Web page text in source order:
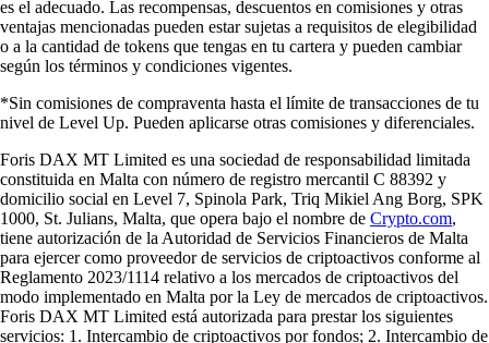
es el adecuado. Las recompensas, descuentos en comisiones y otras
ventajas mencionadas pueden estar sujetas a requisitos de elegibilidad
o a la cantidad de tokens que tengas en tu cartera y pueden cambiar
según los términos y condiciones vigentes.
*Sin comisiones de compraventa hasta el límite de transacciones de tu
nivel de Level Up. Pueden aplicarse otras comisiones y diferenciales.
Foris DAX MT Limited es una sociedad de responsabilidad limitada
constituida en Malta con número de registro mercantil C 88392 y
domicilio social en Level 7, Spinola Park, Triq Mikiel Ang Borg, SPK
1000, St. Julians, Malta, que opera bajo el nombre de Crypto.com,
tiene autorización de la Autoridad de Servicios Financieros de Malta
para ejercer como proveedor de servicios de criptoactivos conforme al
Reglamento 2023/1114 relativo a los mercados de criptoactivos del
modo implementado en Malta por la Ley de mercados de criptoactivos.
Foris DAX MT Limited está autorizada para prestar los siguientes
servicios: 1. Intercambio de criptoactivos por fondos; 2. Intercambio de